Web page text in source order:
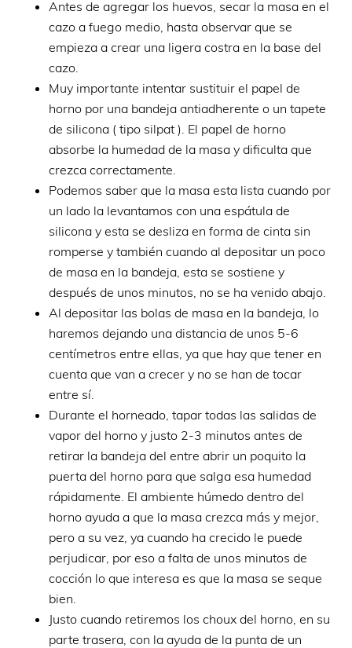
Antes de agregar los huevos, secar la masa en el
cazo a fuego medio, hasta observar que se
empieza a crear una ligera costra en la base del
cazo.
Muy importante intentar sustituir el papel de
horno por una bandeja antiadherente o un tapete
de silicona ( tipo silpat ). El papel de horno
absorbe la humedad de la masa y dificulta que
crezca correctamente.
Podemos saber que la masa esta lista cuando por
un lado la levantamos con una espátula de
silicona y esta se desliza en forma de cinta sin
romperse y también cuando al depositar un poco
de masa en la bandeja, esta se sostiene y
después de unos minutos, no se ha venido abajo.
Al depositar las bolas de masa en la bandeja, lo
haremos dejando una distancia de unos 5-6
centímetros entre ellas, ya que hay que tener en
cuenta que van a crecer y no se han de tocar
entre sí.
Durante el horneado, tapar todas las salidas de
vapor del horno y justo 2-3 minutos antes de
retirar la bandeja del entre abrir un poquito la
puerta del horno para que salga esa humedad
rápidamente. El ambiente húmedo dentro del
horno ayuda a que la masa crezca más y mejor,
pero a su vez, ya cuando ha crecido le puede
perjudicar, por eso a falta de unos minutos de
cocción lo que interesa es que la masa se seque
bien.
Justo cuando retiremos los choux del horno, en su
parte trasera, con la ayuda de la punta de un